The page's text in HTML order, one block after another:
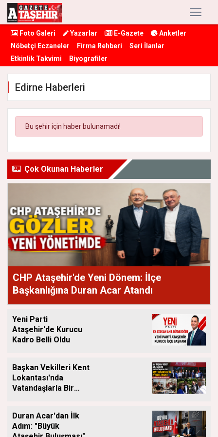
Foto Galeri Yazarlar E-Gazete
Anketler
Nöbetçi Eczaneler
Firma Rehberi
Seri İlanlar
Etkinlik Takvimi
Biyografiler
Edirne Haberleri
Bu şehir için haber bulunamadı!
Çok Okunan Haberler
CHP Ataşehir'de Yeni Dönem: İlçe
Başkanlığına Duran Acar Atandı
Yeni Parti
Ataşehir'de Kurucu
Kadro Belli Oldu
Başkan Vekilleri Kent
Lokantası'nda
Vatandaşlarla Bir
Duran Acar'dan İlk
Adım: "Büyük